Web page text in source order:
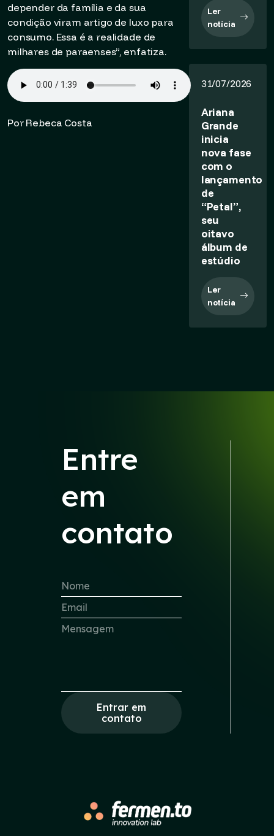
depender da família e da sua
condição viram artigo de luxo para
consumo. Essa é a realidade de
milhares de paraenses”, enfatiza.
Por Rebeca Costa
Ler
notícia
31/07/2026
Ariana
Grande
inicia
nova fase
com o
lançamento
de
“Petal”,
seu
oitavo
álbum de
estúdio
Ler
notícia
Entre
em
contato
Entrar em
contato